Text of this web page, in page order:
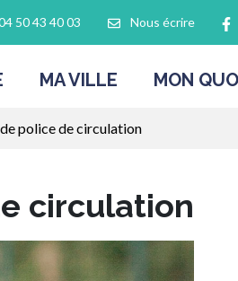
50 43 40 03 Nous écrire
MA VILLE MON
police de circulation
circulation